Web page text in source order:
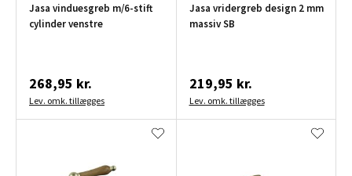
Jasa vinduesgreb m/6-stift
cylinder venstre
268,95 kr.
Lev. omk. tillægges
Jasa vridergreb design 2 mm
massiv SB
219,95 kr.
Lev. omk. tillægges